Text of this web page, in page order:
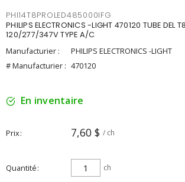
PHI14T8PROLED485000IFG
PHILIPS ELECTRONICS -LIGHT 470120 TUBE DEL
120/277/347V TYPE A/C
Manufacturier :
PHILIPS ELECTRONICS -LIGHT
# Manufacturier : 470120
En inventaire
Prix 7,60 $ / ch
Quantité ch